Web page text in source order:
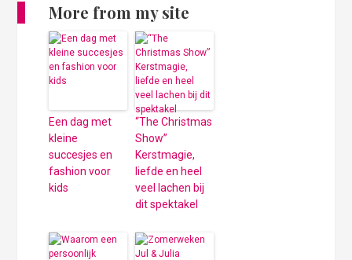
More from my site
Een dag met
kleine
succesjes en
fashion voor
kids
“The Christmas
Show”
Kerstmagie,
liefde en heel
veel lachen bij
dit spektakel